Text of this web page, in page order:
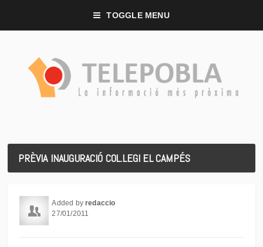
TOGGLE MENU
PRÈVIA INAUGURACIÓ COL.LEGI EL CAMPÉS
Added byredaccio
27/01/2011